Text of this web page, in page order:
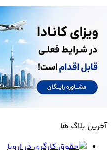
آخرین بلاگ ها